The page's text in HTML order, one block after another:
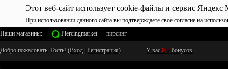
Этот веб-сайт использует cookie-файлы и сервис Яндекс
При использовании данного сайта вы подтверждаете свое согласие на
Наши магазины:
Piercingmarket — пирсинг
Добро пожаловать, Гость! (Вход Регистрация) У вас 0 ₽ бонусов